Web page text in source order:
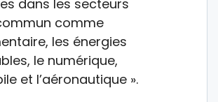
dans les secteurs
comme
les énergies
le numérique,
et l’aéronautique ».